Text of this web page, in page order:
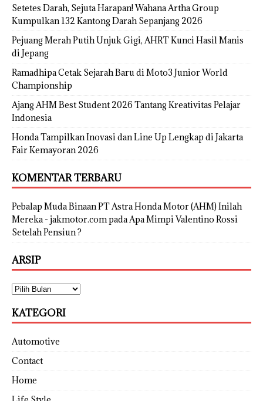
Setetes Darah, Sejuta Harapan! Wahana Artha Group
Kumpulkan 132 Kantong Darah Sepanjang 2026
Pejuang Merah Putih Unjuk Gigi, AHRT Kunci Hasil Manis
di Jepang
Ramadhipa Cetak Sejarah Baru di Moto3 Junior World
Championship
Ajang AHM Best Student 2026 Tantang Kreativitas Pelajar
Indonesia
Honda Tampilkan Inovasi dan Line Up Lengkap di Jakarta
Fair Kemayoran 2026
KOMENTAR TERBARU
Pebalap Muda Binaan PT Astra Honda Motor (AHM) Inilah
Mereka - jakmotor.compada Apa Mimpi Valentino Rossi
Setelah Pensiun ?
ARSIP
KATEGORI
Automotive
Contact
Home